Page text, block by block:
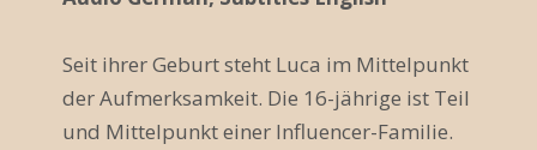
n
s
Seit ihrer Geburt steht Luca im Mittelpunkt
der Aufmerksamkeit. Die 16-jährige ist Teil
und Mittelpunkt einer Influencer-Familie.